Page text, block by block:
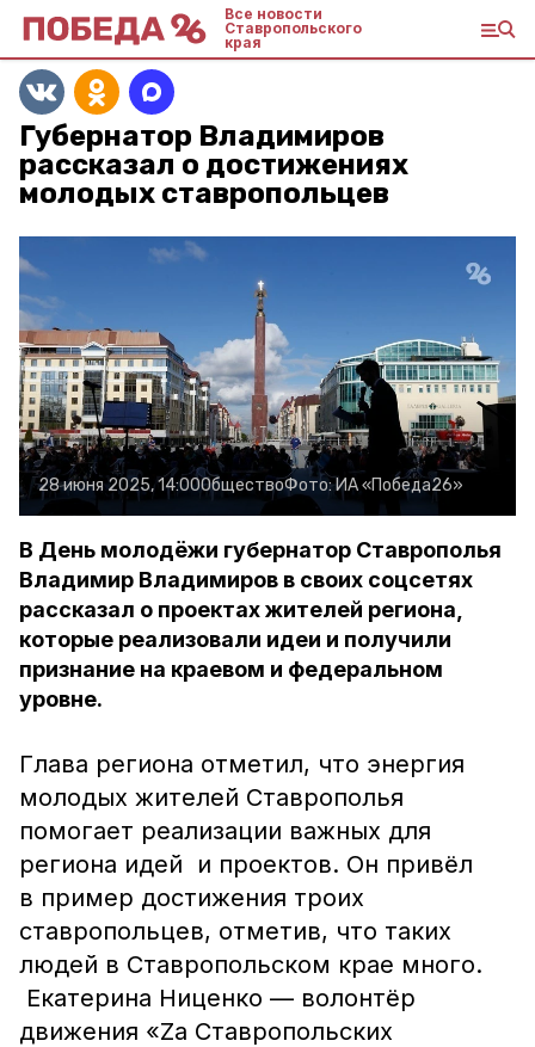
Все новости
Ставропольского
края
Губернатор Владимиров
рассказал о достижениях
молодых ставропольцев
28 июня 2025, 14:00ОбществоФото:ИА «Победа26»
В День молодёжи губернатор Ставрополья
Владимир Владимиров в своих соцсетях
рассказал о проектах жителей региона,
которые реализовали идеи и получили
признание на краевом и федеральном
уровне.
Глава региона отметил, что энергия
молодых жителей Ставрополья
помогает реализации важных для
региона идей и проектов. Он привёл
в пример достижения троих
ставропольцев, отметив, что таких
людей в Ставропольском крае много.
Екатерина Ниценко — волонтёр
движения «Za Ставропольских